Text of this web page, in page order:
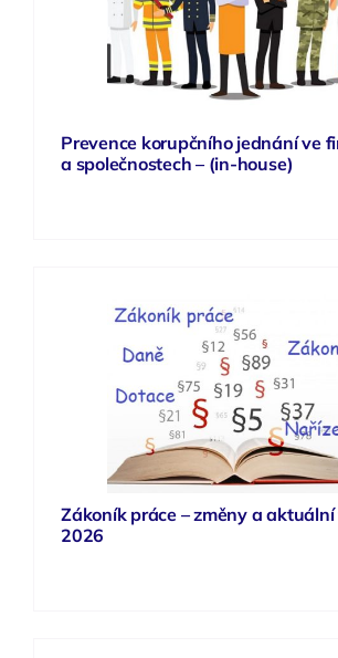
Prevence korupčního jednání ve
a společnostech – (in-house)
Zákoník práce – změny a
2026